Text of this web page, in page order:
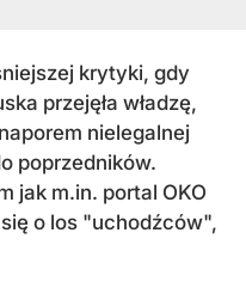
krytyki, gdy
przejęła władzę,
nielegalnej
poprzedników.
jak m.in. portal OKO
o los "uchodźców",